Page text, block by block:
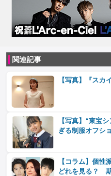
関連記事
【写真】『スカ
【写真】“東宝
ぎる制服オフシ
【コラム】個性
どれを見る？